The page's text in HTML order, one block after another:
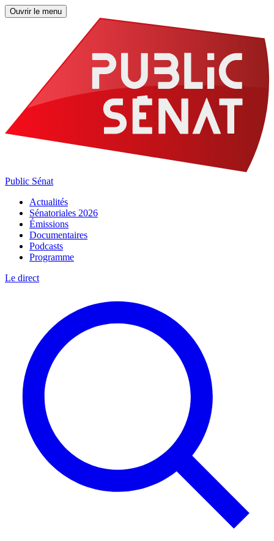
Ouvrir le menu
Public Sénat
Actualités
Sénatoriales 2026
Émissions
Documentaires
Podcasts
Programme
Le direct